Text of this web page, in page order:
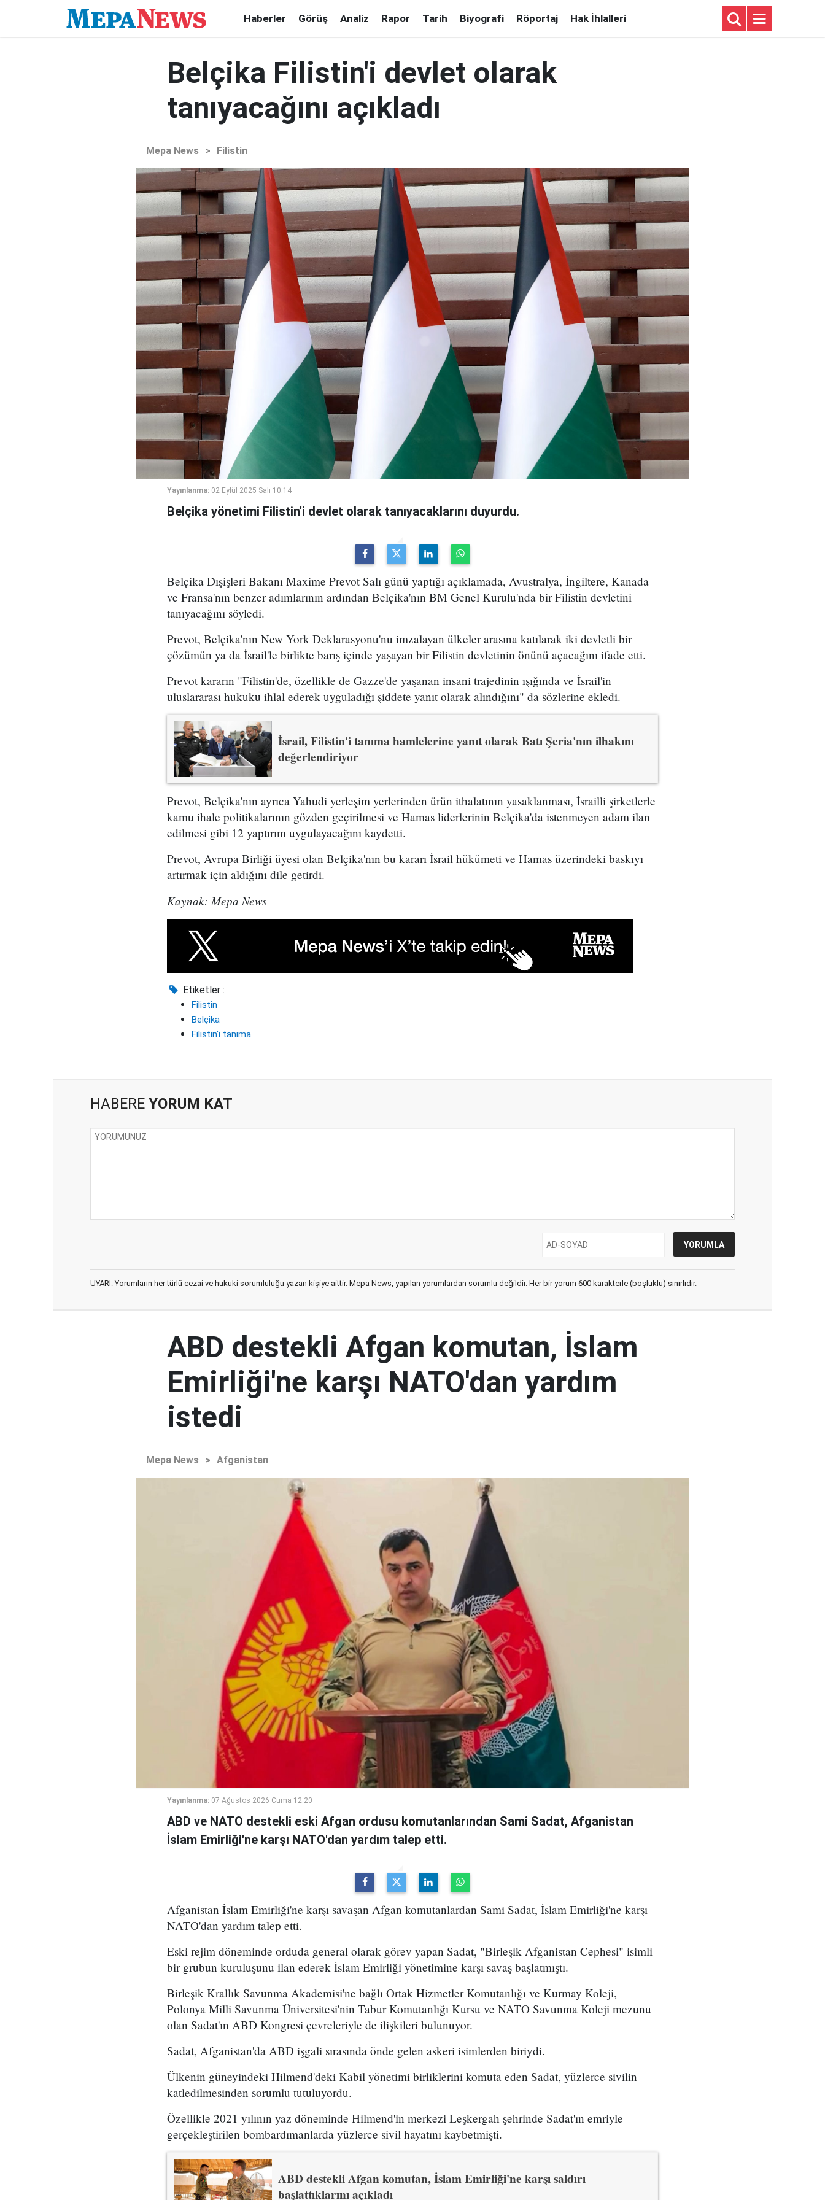
Haberler Görüş Analiz Rapor Tarih Biyografi Röportaj Hak İhlalleri
Belçika Filistin'i devlet olarak
tanıyacağını açıkladı
Mepa News > Filistin
Yayınlanma: 02 Eylül 2025 Salı 10:14
Belçika yönetimi Filistin'i devlet olarak tanıyacaklarını duyurdu.
Belçika Dışişleri Bakanı Maxime Prevot Salı günü yaptığı açıklamada, Avustralya, İngiltere, Kanada
ve Fransa'nın benzer adımlarının ardından Belçika'nın BM Genel Kurulu'nda bir Filistin devletini
tanıyacağını söyledi.
Prevot, Belçika'nın New York Deklarasyonu'nu imzalayan ülkeler arasına katılarak iki devletli bir
çözümün ya da İsrail'le birlikte barış içinde yaşayan bir Filistin devletinin önünü açacağını ifade etti.
Prevot kararın "Filistin'de, özellikle de Gazze'de yaşanan insani trajedinin ışığında ve İsrail'in
uluslararası hukuku ihlal ederek uyguladığı şiddete yanıt olarak alındığını" da sözlerine ekledi.
İsrail, Filistin'i tanıma hamlelerine yanıt olarak Batı Şeria'nın ilhakını
değerlendiriyor
Prevot, Belçika'nın ayrıca Yahudi yerleşim yerlerinden ürün ithalatının yasaklanması, İsrailli şirketlerle
kamu ihale politikalarının gözden geçirilmesi ve Hamas liderlerinin Belçika'da istenmeyen adam ilan
edilmesi gibi 12 yaptırım uygulayacağını kaydetti.
Prevot, Avrupa Birliği üyesi olan Belçika'nın bu kararı İsrail hükümeti ve Hamas üzerindeki baskıyı
artırmak için aldığını dile getirdi.
Kaynak: Mepa News
Etiketler :
Filistin
Belçika
Filistin'i tanıma
HABERE YORUM KAT
UYARI: Yorumların her türlü cezai ve hukuki sorumluluğu yazan kişiye aittir. Mepa News, yapılan yorumlardan sorumlu değildir. Her bir yorum 600 karakterle (boşluklu) sınırlıdır.
ABD destekli Afgan komutan, İslam
Emirliği'ne karşı NATO'dan yardım
istedi
Mepa News > Afganistan
Yayınlanma: 07 Ağustos 2026 Cuma 12:20
ABD ve NATO destekli eski Afgan ordusu komutanlarından Sami Sadat, Afganistan
İslam Emirliği'ne karşı NATO'dan yardım talep etti.
Afganistan İslam Emirliği'ne karşı savaşan Afgan komutanlardan Sami Sadat, İslam Emirliği'ne karşı
NATO'dan yardım talep etti.
Eski rejim döneminde orduda general olarak görev yapan Sadat, "Birleşik Afganistan Cephesi" isimli
bir grubun kuruluşunu ilan ederek İslam Emirliği yönetimine karşı savaş başlatmıştı.
Birleşik Krallık Savunma Akademisi'ne bağlı Ortak Hizmetler Komutanlığı ve Kurmay Koleji,
Polonya Milli Savunma Üniversitesi'nin Tabur Komutanlığı Kursu ve NATO Savunma Koleji mezunu
olan Sadat'ın ABD Kongresi çevreleriyle de ilişkileri bulunuyor.
Sadat, Afganistan'da ABD işgali sırasında önde gelen askeri isimlerden biriydi.
Ülkenin güneyindeki Hilmend'deki Kabil yönetimi birliklerini komuta eden Sadat, yüzlerce sivilin
katledilmesinden sorumlu tutuluyordu.
Özellikle 2021 yılının yaz döneminde Hilmend'in merkezi Leşkergah şehrinde Sadat'ın emriyle
gerçekleştirilen bombardımanlarda yüzlerce sivil hayatını kaybetmişti.
ABD destekli Afgan komutan, İslam Emirliği'ne karşı saldırı
başlattıklarını açıkladı